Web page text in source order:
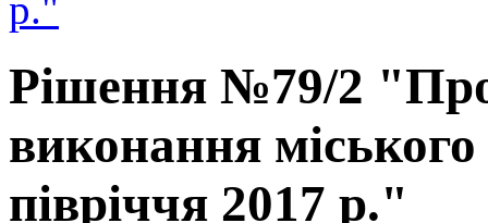
Рішення №79/2 "Про
виконання
півріччя 2017 р."